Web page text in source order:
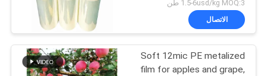
1.5-6usd/kg MOQ:3 طن
الاتصال
Soft 12mic PE metalized
film for apples and grape,